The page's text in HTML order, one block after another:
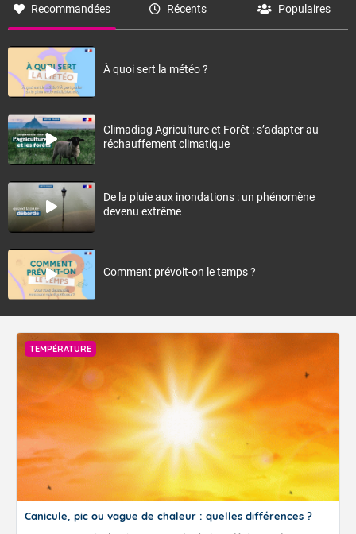
Recommandées Récents Populaires
À quoi sert la météo ?
Climadiag Agriculture et Forêt : s’adapter au
réchauffement climatique
De la pluie aux inondations : un phénomène
devenu extrême
Comment prévoit-on le temps ?
TEMPÉRATURE
Canicule, pic ou vague de chaleur : quelles différences ?